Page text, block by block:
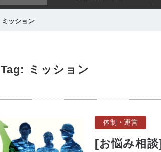
ミッション
Tag: ミッション
体制・運営
[お悩み相